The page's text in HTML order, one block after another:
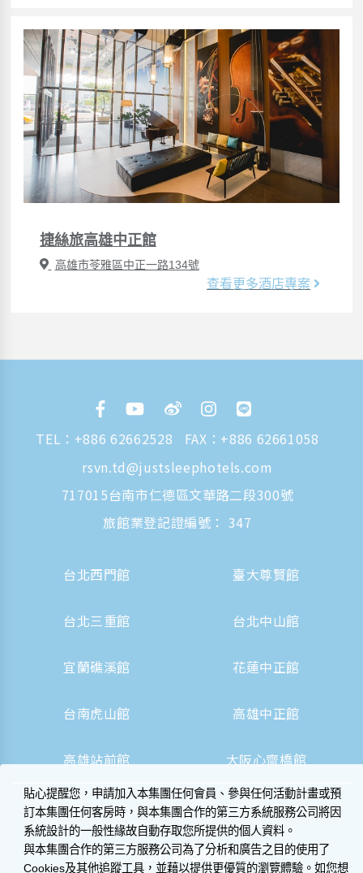
捷絲旅高雄中正館
高雄市苓雅區中正一路134號
查看更多酒店專案
TEL： +886 62662528
FAX：+886 62661058
rsvn.td@justsleephotels.com
717015台南市仁德區文華路二段300號
旅館業登記證編號： 347
台北西門館 臺大尊賢館
台北三重館 台北中山館
宜蘭礁溪館 花蓮中正館
台南虎山館 高雄中正館
高雄站前館 大阪心齋橋館
貼心提醒您，申請加入本集團任何會員、參與任何活動計畫或預
訂本集團任何客房時，與本集團合作的第三方系統服務公司將因
系統設計的一般性緣故自動存取您所提供的個人資料。
與本集團合作的第三方服務公司為了分析和廣告之目的使用了
Cookies及其他追蹤工具，並藉以提供更優質的瀏覽體驗。如您想